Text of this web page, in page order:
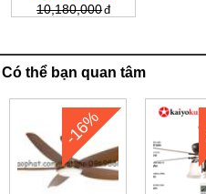
10,180,000
Có thể bạn quan tâm
-16%